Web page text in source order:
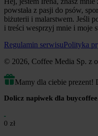
powstała z pasji do psów,
biżuterii i malarstwem. Jeśli
i treści wesprzyj mnie i moje
Regulamin serwisuPolityka
© 2026, Coffee Media Sp. z
Mamy dla ciebie prezent!
Dolicz napiwek dla
0 zł